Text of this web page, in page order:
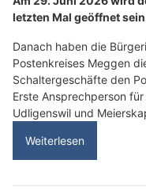
letzten Mal geöffnet
Danach haben die
Postenkreises Meggen
Schaltergeschäfte den
Erste Ansprechperson
Udligenswil und
Weiterlesen